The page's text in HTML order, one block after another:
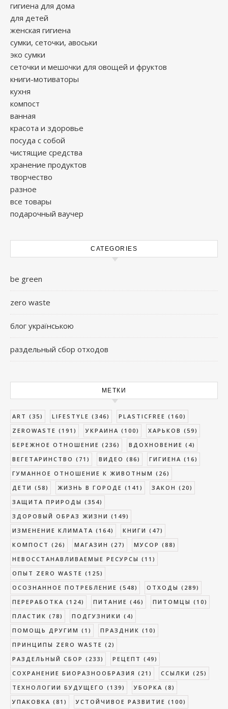
гигиена для дома
для детей
женская гигиена
сумки, сеточки, авоськи
эко сумки
сеточки и мешочки для овощей и фруктов
книги-мотиваторы
кухня
компост
ванная
красота и здоровье
посуда с собой
чистящие средства
хранение продуктов
творчество
разное
все товары
подарочный ваучер
CATEGORIES
be green
zero waste
блог українською
раздельный сбор отходов
МЕТКИ
ART (35) LIFESTYLE (346) PLASTICFREE (160)
ZEROWASTE (191) УКРАИНА (100) ХАРЬКОВ (59)
БЕРЕЖНОЕ ОТНОШЕНИЕ (236) ВДОХНОВЕНИЕ (4)
ВЕГЕТАРИНСТВО (71) ВИДЕО (86) ГИГИЕНА (16)
ГУМАННОЕ ОТНОШЕНИЕ К ЖИВОТНЫМ (26)
ДЕТИ (58) ЖИЗНЬ В ГОРОДЕ (141) ЗАКОН (20)
ЗАЩИТА ПРИРОДЫ (354)
ЗДОРОВЫЙ ОБРАЗ ЖИЗНИ (149)
ИЗМЕНЕНИЕ КЛИМАТА (164) КНИГИ (47)
КОМПОСТ (26) МАГАЗИН (27) МУСОР (88)
НЕВОССТАНАВЛИВАЕМЫЕ РЕСУРСЫ (11)
ОПЫТ ZERO WASTE (125)
ОСОЗНАННОЕ ПОТРЕБЛЕНИЕ (548) ОТХОДЫ (289)
ПЕРЕРАБОТКА (124) ПИТАНИЕ (46) ПИТОМЦЫ (10)
ПЛАСТИК (78) ПОДГУЗНИКИ (4)
ПОМОЩЬ ДРУГИМ (1) ПРАЗДНИК (10)
ПРИНЦИПЫ ZERO WASTE (2)
РАЗДЕЛЬНЫЙ СБОР (233) РЕЦЕПТ (49)
СОХРАНЕНИЕ БИОРАЗНООБРАЗИЯ (21) ССЫЛКИ (25)
ТЕХНОЛОГИИ БУДУЩЕГО (139) УБОРКА (8)
УПАКОВКА (81) УСТОЙЧИВОЕ РАЗВИТИЕ (100)